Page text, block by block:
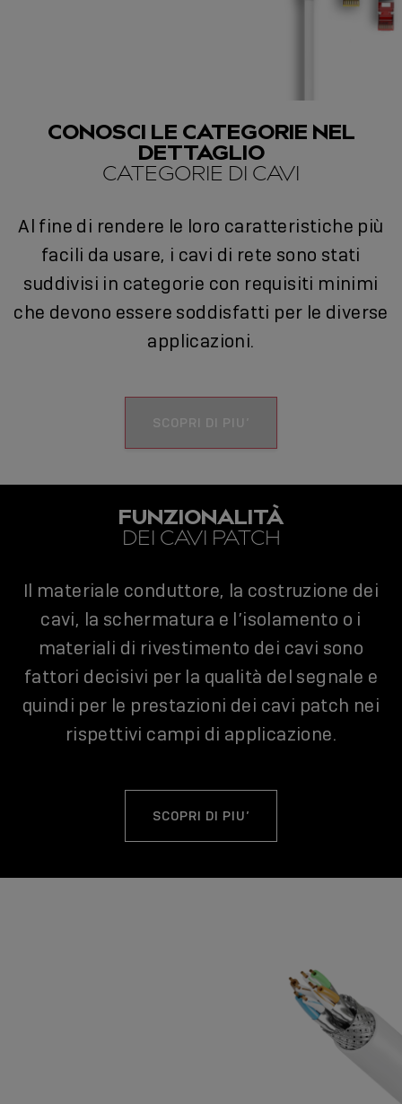
CONOSCI LE CATEGORIE NEL
DETTAGLIO
CATEGORIE DI CAVI
Al fine di rendere le loro caratteristiche più
facili da usare, i cavi di rete sono stati
suddivisi in categorie con requisiti minimi
che devono essere soddisfatti per le diverse
applicazioni.
SCOPRI DI PIU’
FUNZIONALITÀ
DEI CAVI PATCH
Il materiale conduttore, la costruzione dei
cavi, la schermatura e l’isolamento o i
materiali di rivestimento dei cavi sono
fattori decisivi per la qualità del segnale e
quindi per le prestazioni dei cavi patch nei
rispettivi campi di applicazione.
SCOPRI DI PIU’